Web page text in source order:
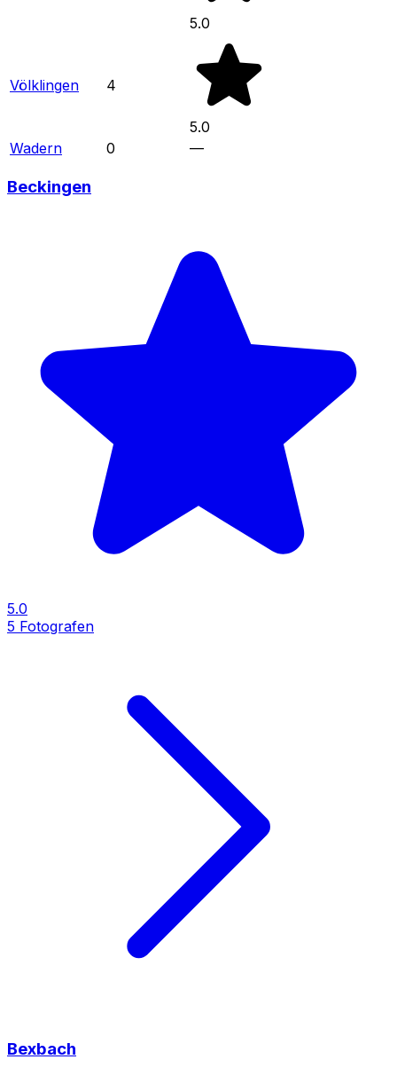
5.0
Völklingen 4
5.0
Wadern
0 —
Beckingen
5.0
5 Fotografen
Bexbach